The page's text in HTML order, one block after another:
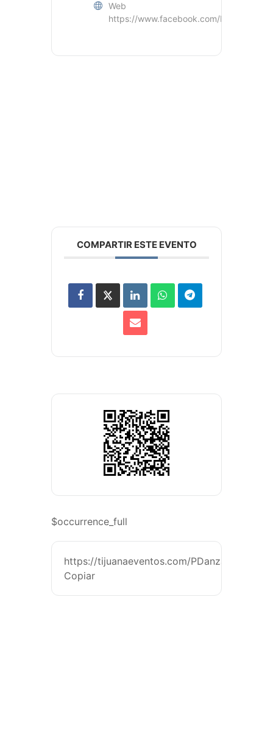
Web
https://www.facebook.com/
COMPARTIR ESTE EVENTO
$occurrence_full
https://tijuanaeventos.com/
Copiar